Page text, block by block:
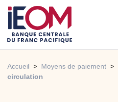
Accueil Moyens de paiement
circulation